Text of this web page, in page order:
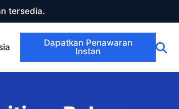
tersedia.
Dapatkan Penawaran
Instan